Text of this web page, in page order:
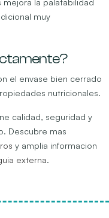
muy
el envase bien cerrado
nutricionales.
calidad, seguridad y
Descubre mas
y amplia informacion
externa.